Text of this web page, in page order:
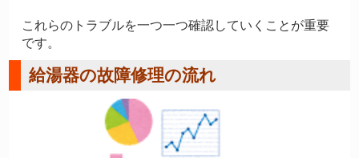
これらのトラブルを一つ一つ確認していくことが重要
です。
給湯器の故障修理の流れ